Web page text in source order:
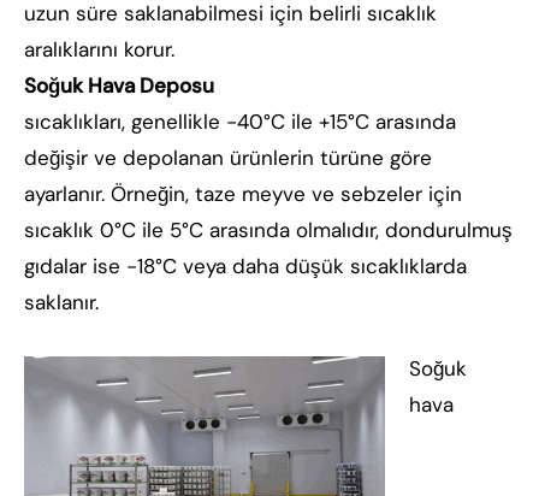
uzun süre saklanabilmesi için belirli sıcaklık
aralıklarını korur.
Soğuk Hava Deposu
sıcaklıkları, genellikle -40°C ile +15°C arasında
değişir ve depolanan ürünlerin türüne göre
ayarlanır. Örneğin, taze meyve ve sebzeler için
sıcaklık 0°C ile 5°C arasında olmalıdır, dondurulmuş
gıdalar ise -18°C veya daha düşük sıcaklıklarda
saklanır.
Soğuk
hava